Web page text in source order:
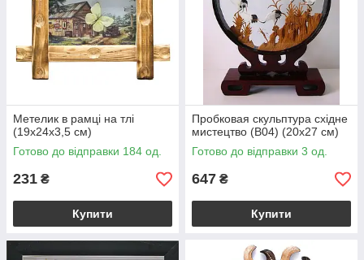
Метелик в рамці на тлі
(19х24х3,5 см)
Готово до відправки 184 од.
231 ₴
Купити
Пробковая скульптура східне
мистецтво (B04) (20х27 см)
Готово до відправки 3 од.
647 ₴
Купити